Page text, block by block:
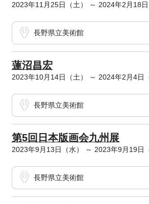
2023年11月25日（土） ～ 2024年2月18日
長野県立美術館
蓮沼昌宏
2023年10月14日（土） ～ 2024年2月4日
長野県立美術館
第5回日本版画会九州展
2023年9月13日（水） ～ 2023年9月19日
長野県立美術館